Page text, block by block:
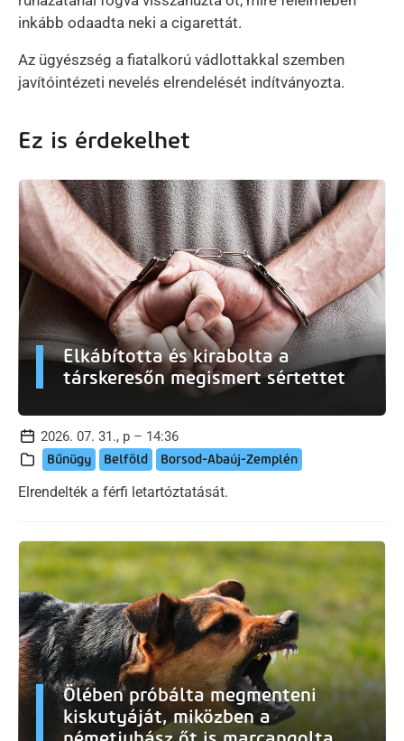
inkább odaadta neki a cigarettát.
Az ügyészség a fiatalkorú vádlottakkal szemben
javítóintézeti nevelés elrendelését indítványozta.
Ez is érdekelhet
Elkábította és kirabolta a
társkeresőn megismert sértettet
2026. 07. 31., p – 14:36
Bűnügy Belföld Borsod-Abaúj-Zemplén
Elrendelték a férfi letartóztatását.
Ölében próbálta megmenteni
kiskutyáját, miközben a